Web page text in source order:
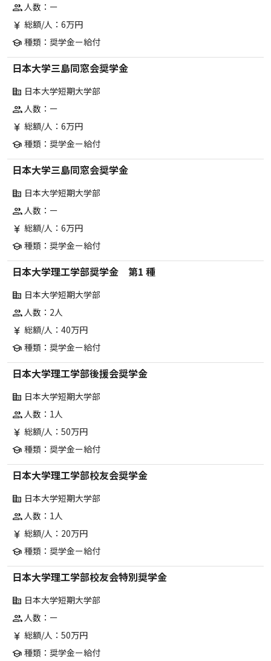
group人数：ー
currency_yen 総額/人：6万円
school 種類：奨学金ー給付
日本大学三島同窓会奨学金
corporate_fare 日本大学短期大学部
group人数：ー
currency_yen 総額/人：6万円
school 種類：奨学金ー給付
日本大学三島同窓会奨学金
corporate_fare 日本大学短期大学部
group人数：ー
currency_yen 総額/人：6万円
school 種類：奨学金ー給付
日本大学理工学部奨学金 第1 種
corporate_fare 日本大学短期大学部
group人数：2人
currency_yen 総額/人：40万円
school 種類：奨学金ー給付
日本大学理工学部後援会奨学金
corporate_fare 日本大学短期大学部
group人数：1人
currency_yen 総額/人：50万円
school 種類：奨学金ー給付
日本大学理工学部校友会奨学金
corporate_fare 日本大学短期大学部
group人数：1人
currency_yen 総額/人：20万円
school 種類：奨学金ー給付
日本大学理工学部校友会特別奨学金
corporate_fare 日本大学短期大学部
group人数：ー
currency_yen 総額/人：50万円
school 種類：奨学金ー給付